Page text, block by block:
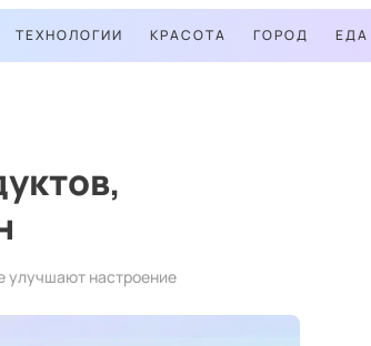
ТЕХНОЛОГИИ КРАСОТА ГОРОД ЕДА
улучшают настроение